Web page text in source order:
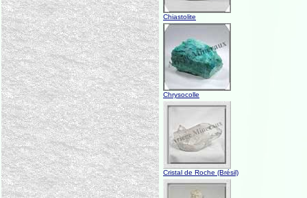
Chiastolite
Chrysocolle
Cristal de Roche (Brésil)